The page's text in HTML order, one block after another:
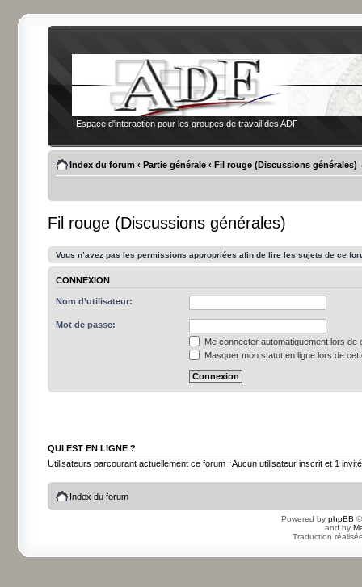
Espace d'interaction pour les groupes de travail des ADF
Index du forum ‹ Partie générale ‹ Fil rouge (Discussions générales)
Fil rouge (Discussions générales)
Vous n’avez pas les permissions appropriées afin de lire les sujets de ce
CONNEXION
Nom d’utilisateur:
Mot de passe:
Me connecter automatiquement lors de
Masquer mon statut en ligne lors de
QUI EST EN LIGNE ?
Utilisateurs parcourant actuellement ce forum : Aucun utilisateur inscrit et 1 invité
Index du forum
Powered by phpBB
and by
Traduction